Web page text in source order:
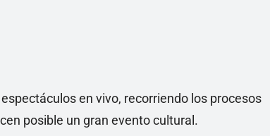
en vivo, recorriendo los procesos
posible un gran evento cultural.